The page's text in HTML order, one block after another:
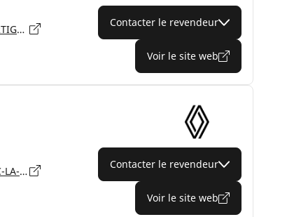
39 Avenue Jose Nobre, 13500 MARTIGUES
Contacter le revendeur
Voir le site web
Chemin du Vignon, 13180 GIGNAC-LA-NERTHE
Contacter le revendeur
Voir le site web